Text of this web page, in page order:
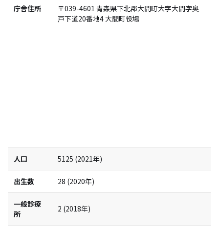
庁舎住所 〒039-4601 青森県下北郡大間町大字大間字奥
戸下道20番地4 大間町役場
人口 5125 (2021年)
出生数 28 (2020年)
一般診療
所
2 (2018年)